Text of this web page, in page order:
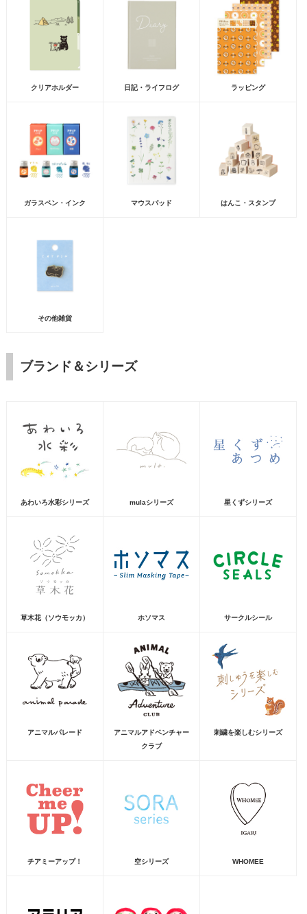
クリアホルダー 日記・ライフログ ラッピング
ガラスペン・インク マウスパッド はんこ・スタンプ
その他雑貨
ブランド＆シリーズ
あわいろ水彩シリーズ mulaシリーズ 星くずシリーズ
草木花（ソウモッカ） ホソマス サークルシール
アニマルパレード
アニマルアドベンチャー
クラブ
刺繍を楽しむシリーズ
チアミーアップ！ 空シリーズ WHOMEE